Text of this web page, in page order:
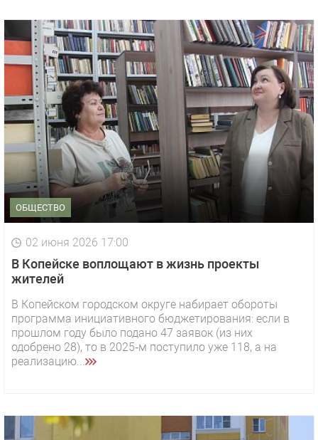
ОБЩЕСТВО
02 июня 2026 17:00
В Копейске воплощают в жизнь проекты
жителей
В Копейском городском округе набирает обороты
программа инициативного бюджетирования: если в
прошлом году было подано 47 заявок (из них
одобрено 28), то в 2025‑м поступило уже 118, а на
реализацию...